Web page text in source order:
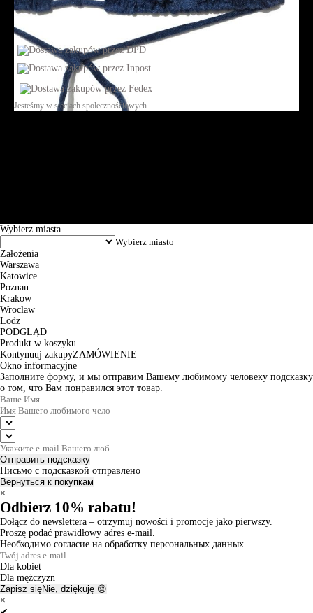
Jesteśmy w sieciach społecznościowych
Wybierz miasta
Założenia
Warszawa
Katowice
Poznan
Krakow
Wroclaw
Lodz
PODGLĄD
Produkt w koszyku
Kontynuuj zakupyZAMÓWIENIE
Okno informacyjne
Заполните форму, и мы отправим Вашему любимому человеку подсказку
о том, что Вам понравился этот товар.
Отправить подсказку
Письмо с подсказкой отправлено
Вернуться к покупкам
×
Odbierz 10% rabatu!
Dołącz do newslettera – otrzymuj nowości i promocje jako pierwszy.
Proszę podać prawidłowy adres e-mail.
Необходимо согласие на обработку персональных данных
Dla kobiet
Dla mężczyzn
Zapisz sięNie, dziękuję 😔
×